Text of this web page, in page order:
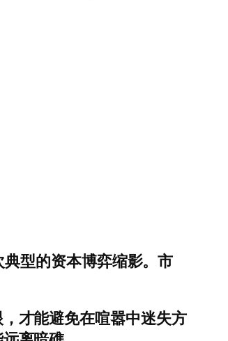
型的资本博弈缩影。市
才能避免在喧嚣中迷失方